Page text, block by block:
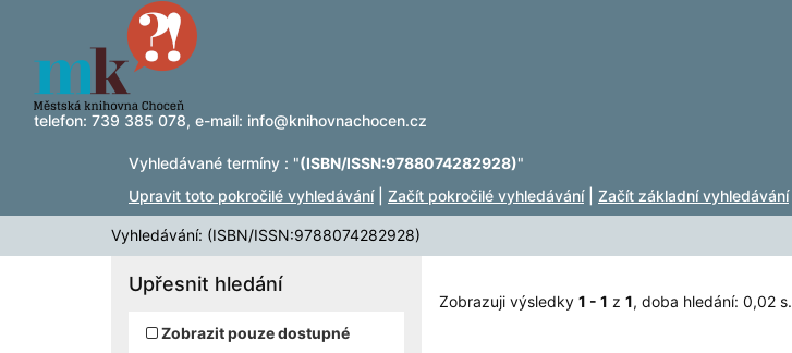
Zobrazuji výsledky1 - 1z1
Přeskočit na obsah
telefon: 739 385 078, e-mail: info@knihovnachocen.cz
Vyhledávané termíny : "(ISBN/ISSN:9788074282928)"
Upravit toto pokročilé vyhledávání| Začít pokročilé vyhledávání| Začít základní vyhledávání
Vyhledávání: (ISBN/ISSN:9788074282928)
Zobrazuji výsledky 1 - 1 z 1, doba hledání: 0,02 s.
Upřesnit hledání
Zobrazit pouze dostupné